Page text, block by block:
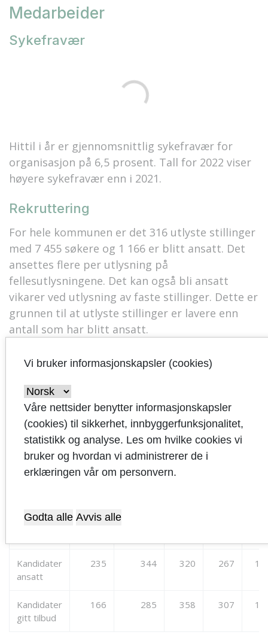
Medarbeider
Sykefravær
Hittil i år er gjennomsnittlig sykefravær for
organisasjon på 6,5 prosent. Tall for 2022 viser
høyere sykefravær enn i 2021.
Rekruttering
For hele kommunen er det 316 utlyste stillinger
med 7 455 søkere og 1 166 er blitt ansatt. Det
ansettes flere per utlysning på
fellesutlysningene. Det kan også bli ansatt
vikarer ved utlysning av faste stillinger. Dette er
grunnen til at utlyste stillinger er lavere enn
antall som har blitt ansatt.
Fremdeles lyses det ut flest stillinger innenfor
Helse og velferd og Oppvekst skole.
Tall under for perioden fra 1. januar 2022 til og
med 30. april 2022:
Type
aktivitet
Januar Februar Mars
Kandidater
ansatt
235 344 320 267 1
Kandidater
gitt tilbud
166 285 358 307 1
Vi bruker informasjonskapsler (cookies)
Våre nettsider benytter informasjonskapsler
(cookies) til sikkerhet, innbyggerfunksjonalitet,
statistikk og analyse. Les om hvilke cookies vi
bruker og hvordan vi administrerer de i
erklæringen vår om personvern.
Godta alle Avvis alle